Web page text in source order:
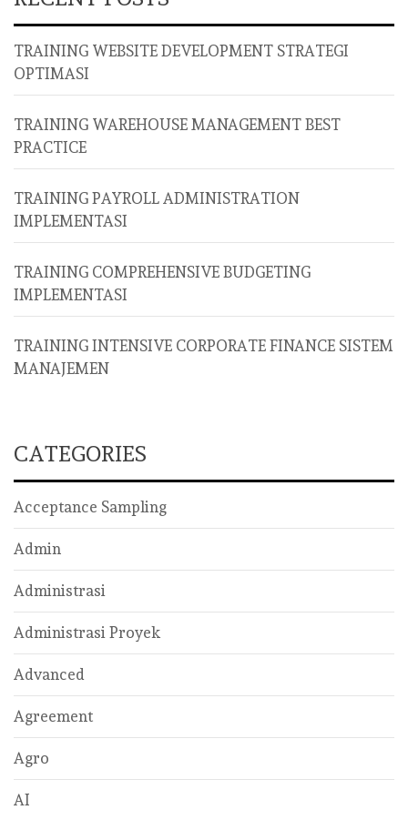
TRAINING WEBSITE DEVELOPMENT STRATEGI
OPTIMASI
TRAINING WAREHOUSE MANAGEMENT BEST
PRACTICE
TRAINING PAYROLL ADMINISTRATION
IMPLEMENTASI
TRAINING COMPREHENSIVE BUDGETING
IMPLEMENTASI
TRAINING INTENSIVE CORPORATE FINANCE SISTEM
MANAJEMEN
CATEGORIES
Acceptance Sampling
Admin
Administrasi
Administrasi Proyek
Advanced
Agreement
Agro
AI